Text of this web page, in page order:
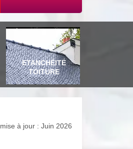
ETANCHÉITÉ
TOITURE
mise à jour : Juin 2026